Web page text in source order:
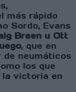
más rápido
Sordo, Evans
Breen u Ott
, que en
de neumáticos
los que
la victoria en